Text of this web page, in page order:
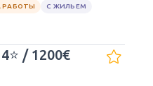
РАБОТЫ
С ЖИЛЬЕМ
/ 1200€